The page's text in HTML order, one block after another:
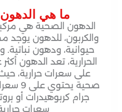
ما هي
الدهون الصحية هي
والكربون، للدهون
حيوانية، ودهون
الحرارية، تعد الدهون
سعرات